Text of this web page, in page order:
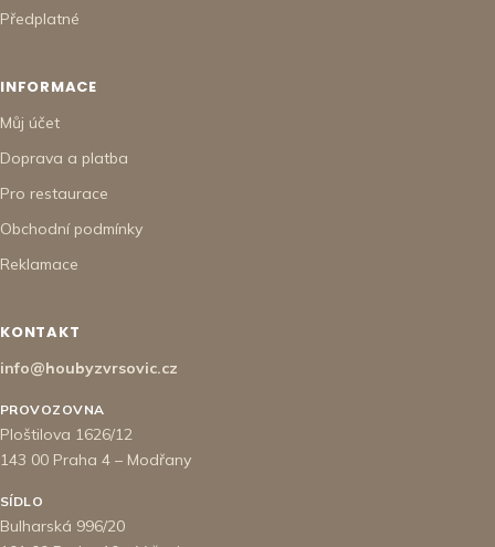
Předplatné
INFORMACE
Můj účet
Doprava a platba
Pro restaurace
Obchodní podmínky
Reklamace
KONTAKT
info@houbyzvrsovic.cz
PROVOZOVNA
Ploštilova 1626/12
143 00 Praha 4 – Modřany
SÍDLO
Bulharská 996/20